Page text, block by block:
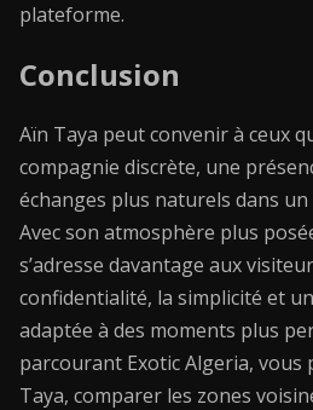
plateforme.
Conclusion
Aïn Taya peut convenir à ceux
compagnie discrète, une
échanges plus naturels dans
Avec son atmosphère plus
s’adresse davantage aux
confidentialité, la simplicité et
adaptée à des moments plus
parcourant Exotic Algeria, vous
Taya, comparer les zones